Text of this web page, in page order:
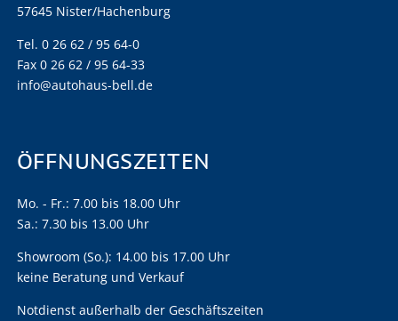
57645 Nister/Hachenburg
Tel. 0 26 62 / 95 64-0
Fax 0 26 62 / 95 64-33
info@autohaus-bell.de
ÖFFNUNGSZEITEN
Mo. - Fr.: 7.00 bis 18.00 Uhr
Sa.: 7.30 bis 13.00 Uhr
Showroom (So.): 14.00 bis 17.00 Uhr
keine Beratung und Verkauf
Notdienst außerhalb der Geschäftszeiten